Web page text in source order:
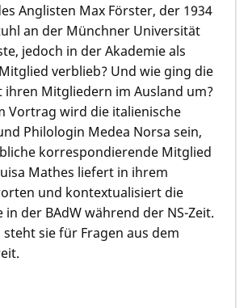
Anglisten Max Förster, der 1934
an der Münchner Universität
jedoch in der Akademie als
verblieb? Und wie ging die
ihren Mitgliedern im Ausland um?
Vortrag wird die italienische
Philologin Medea Norsa sein,
korrespondierende Mitglied
Mathes liefert in ihrem
und kontextualisiert die
in der BAdW während der NS-Zeit.
sie für Fragen aus dem